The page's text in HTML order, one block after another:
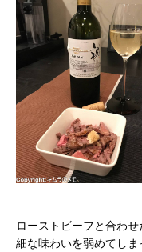
ローストビーフと合わ
細な味わいを弱めてしま